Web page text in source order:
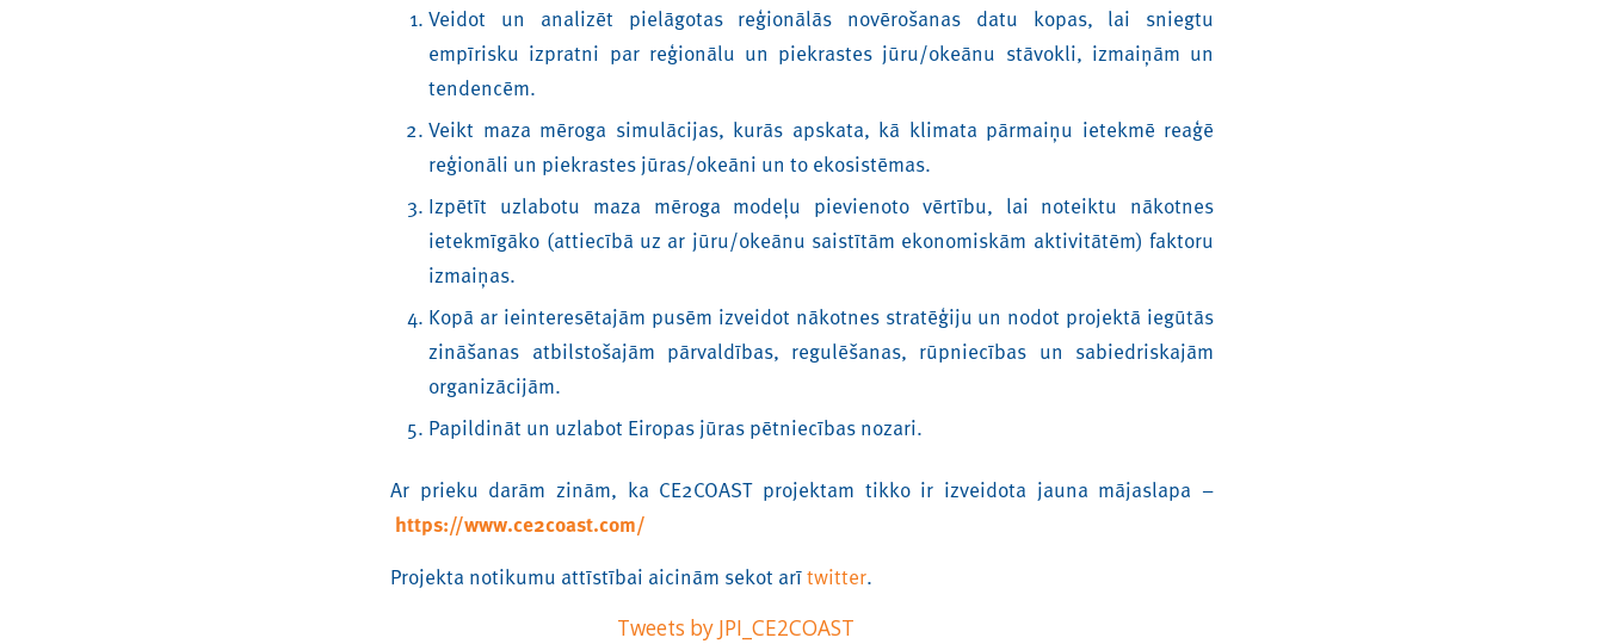
Veidot un analizēt pielāgotas reģionālās novērošanas datu kopas, lai sniegtu
empīrisku izpratni par reģionālu un piekrastes jūru/okeānu stāvokli, izmaiņām un
tendencēm.
Veikt maza mēroga simulācijas, kurās apskata, kā klimata pārmaiņu ietekmē reaģē
reģionāli un piekrastes jūras/okeāni un to ekosistēmas.
Izpētīt uzlabotu maza mēroga modeļu pievienoto vērtību, lai noteiktu nākotnes
ietekmīgāko (attiecībā uz ar jūru/okeānu saistītām ekonomiskām aktivitātēm) faktoru
izmaiņas.
Kopā ar ieinteresētajām pusēm izveidot nākotnes stratēģiju un nodot projektā iegūtās
zināšanas atbilstošajām pārvaldības, regulēšanas, rūpniecības un sabiedriskajām
organizācijām.
Papildināt un uzlabot Eiropas jūras pētniecības nozari.
Ar prieku darām zinām, ka CE2COAST projektam tikko ir izveidota jauna mājaslapa –
https://www.ce2coast.com/
Projekta notikumu attīstībai aicinām sekot arītwitter.
Tweets by JPI_CE2COAST